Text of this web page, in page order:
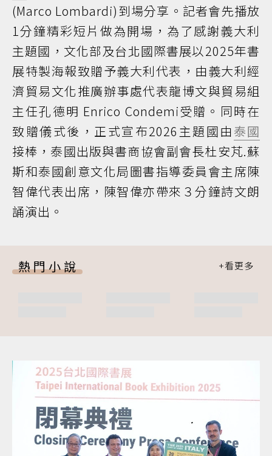
(Marco Lombardi)到場分享。記者會先播放
1分鐘精彩短片做為開場，為了感謝義大利
主題國，文化部及台北國際書展以2025年書
展特製海報致贈予義大利代表，由義大利經
濟貿易文化推廣辦事處代表龍博文與貿易組
主任孔德明 Enrico Condemi受贈。同時在
致贈儀式後，正式宣布2026主題國由泰國
接棒，泰國出版與書商協會副會長杜安芃.蘇
斯和泰國創意文化局圖書指導委員會主席陳
智偉代表出席，陳智偉亦帶來３分鐘詩文朗
誦演出。
熱門小說